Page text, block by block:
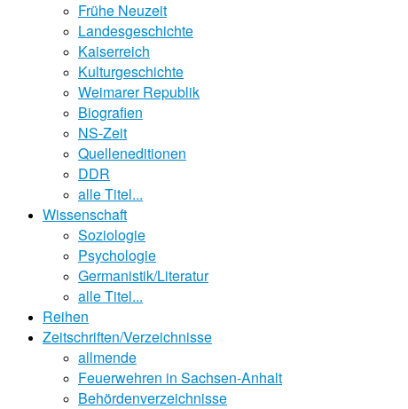
Frühe Neuzeit
Landesgeschichte
Kaiserreich
Kulturgeschichte
Weimarer Republik
Biografien
NS-Zeit
Quelleneditionen
DDR
alle Titel...
Wissenschaft
Soziologie
Psychologie
Germanistik/Literatur
alle Titel...
Reihen
Zeitschriften/Verzeichnisse
allmende
Feuerwehren in Sachsen-Anhalt
Behördenverzeichnisse